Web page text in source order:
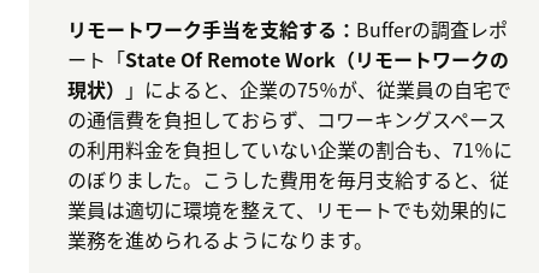
リモートワーク手当を支給する： Bufferの調査レポ
ート「State Of Remote Work（リモートワークの
現状） 」によると、企業の75％が、従業員の自宅で
の通信費を負担しておらず、コワーキングスペース
の利用料金を負担していない企業の割合も、71％に
のぼりました。こうした費用を毎月支給すると、従
業員は適切に環境を整えて、リモートでも効果的に
業務を進められるようになります。